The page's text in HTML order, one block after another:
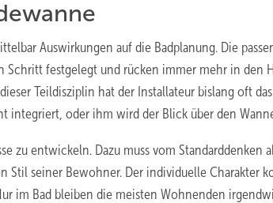
Auswirkungen auf die Badplanung. Die
Schritt festgelegt und rücken immer mehr in den
Teildisziplin hat der Installateur bislang oft
integriert, oder ihm wird der Blick über den
zu entwickeln. Dazu muss vom Standarddenken
Stil seiner Bewohner. Der individuelle Charakter
im Bad bleiben die meisten Wohnenden